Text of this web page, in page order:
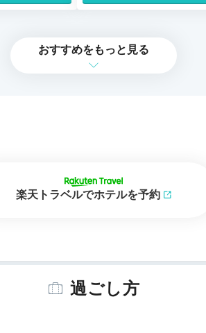
おすすめをもっと見る
楽天トラベルでホテルを予約
過ごし方